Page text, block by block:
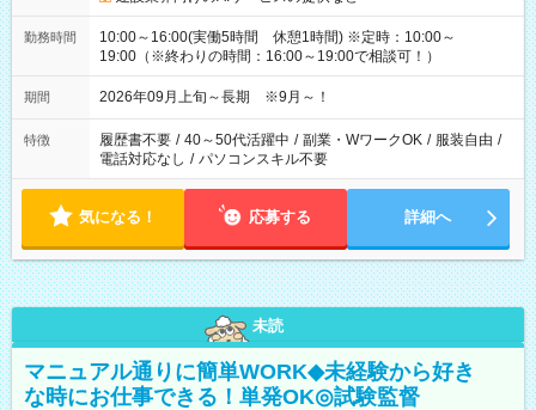
勤務時間
10:00～16:00(実働5時間 休憩1時間) ※定時：10:00～
19:00（※終わりの時間：16:00～19:00で相談可！）
期間 2026年09月上旬～長期 ※9月～！
特徴 履歴書不要 / 40～50代活躍中 / 副業・WワークOK / 服装自由 /
電話対応なし / パソコンスキル不要
気になる！ 応募する 詳細へ
未読
マニュアル通りに簡単WORK◆未経験から好き
な時にお仕事できる！単発OK◎試験監督